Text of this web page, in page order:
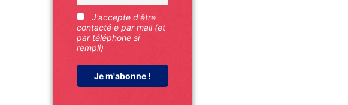
J'accepte d'être
contacté·e par mail (et
par téléphone si
rempli)